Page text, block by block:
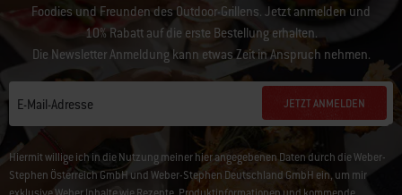
Foodies und Freunden des Outdoor-Grillens. Jetzt anmelden und
10% Rabatt auf die erste Bestellung erhalten.
Die Newsletter Anmeldung kann etwas Zeit in Anspruch nehmen.
E-Mail-Adresse JETZT ANMELDEN
Hiermit willige ich in die Nutzung meiner hier angegebenen Daten durch die Weber-
Stephen Österreich GmbH und Weber-Stephen Deutschland GmbH ein, um mir